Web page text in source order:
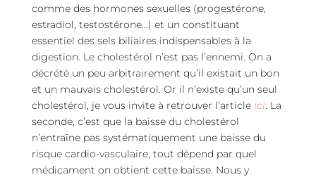
comme des hormones sexuelles (progestérone,
estradiol, testostérone…) et un constituant
essentiel des sels biliaires indispensables à la
digestion. Le cholestérol n’est pas l’ennemi. On a
décrété un peu arbitrairement qu’il existait un bon
et un mauvais cholestérol. Or il n’existe qu’un seul
cholestérol, je vous invite à retrouver l’articleici. La
seconde, c’est que la baisse du cholestérol
n’entraîne pas systématiquement une baisse du
risque cardio-vasculaire, tout dépend par quel
médicament on obtient cette baisse. Nous y